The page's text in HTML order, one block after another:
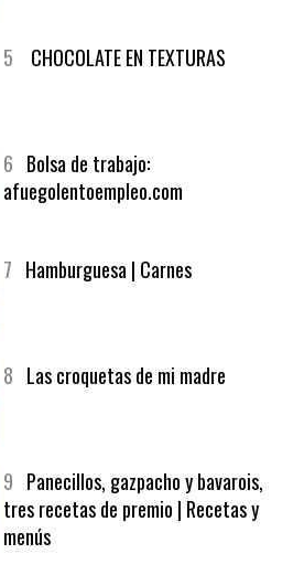
5 CHOCOLATE EN TEXTURAS
6 Bolsa de trabajo:
afuegolentoempleo.com
7 Hamburguesa | Carnes
8 Las croquetas de mi madre
9 Panecillos, gazpacho y bavarois,
tres recetas de premio | Recetas y
menús